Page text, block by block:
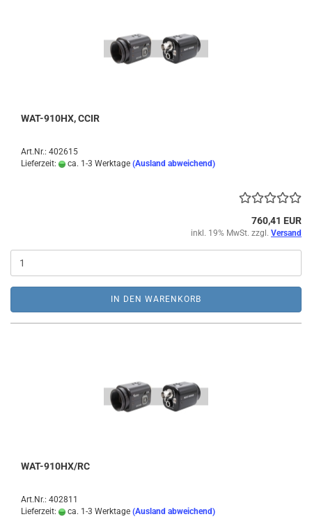
WAT-910HX, CCIR
Art.Nr.: 402615
Lieferzeit:
ca. 1-3 Werktage (Ausland abweichend)
760,41 EUR
inkl. 19% MwSt. zzgl. Versand
IN DEN WARENKORB
WAT-910HX/RC
Art.Nr.: 402811
Lieferzeit:
ca. 1-3 Werktage (Ausland abweichend)